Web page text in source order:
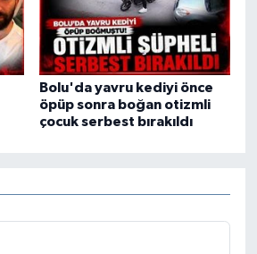
Bolu'da yavru kediyi önce
öpüp sonra boğan otizmli
çocuk serbest bırakıldı